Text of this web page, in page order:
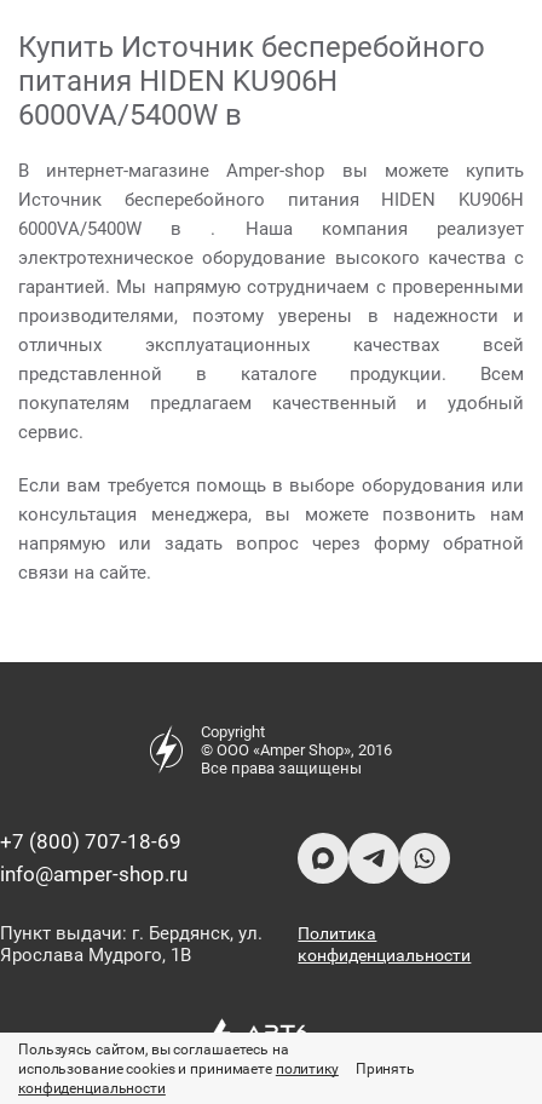
Купить Источник бесперебойного
питания HIDEN KU906Н
6000VA/5400W в
В интернет-магазине Amper-shop вы можете купить
Источник бесперебойного питания HIDEN KU906Н
6000VA/5400W в . Наша компания реализует
электротехническое оборудование высокого качества с
гарантией. Мы напрямую сотрудничаем с проверенными
производителями, поэтому уверены в надежности и
отличных эксплуатационных качествах всей
представленной в каталоге продукции. Всем
покупателям предлагаем качественный и удобный
сервис.
Если вам требуется помощь в выборе оборудования или
консультация менеджера, вы можете позвонить нам
напрямую или задать вопрос через форму обратной
связи на сайте.
Copyright
© ООО «Amper Shop», 2016
Все права защищены
+7 (800) 707-18-69
info@amper-shop.ru
Пункт выдачи: г. Бердянск, ул.
Ярослава Мудрого, 1В
Политика
конфиденциальности
Пользуясь сайтом, вы соглашаетесь на
использование cookies и принимаете политику
конфиденциальности
Принять